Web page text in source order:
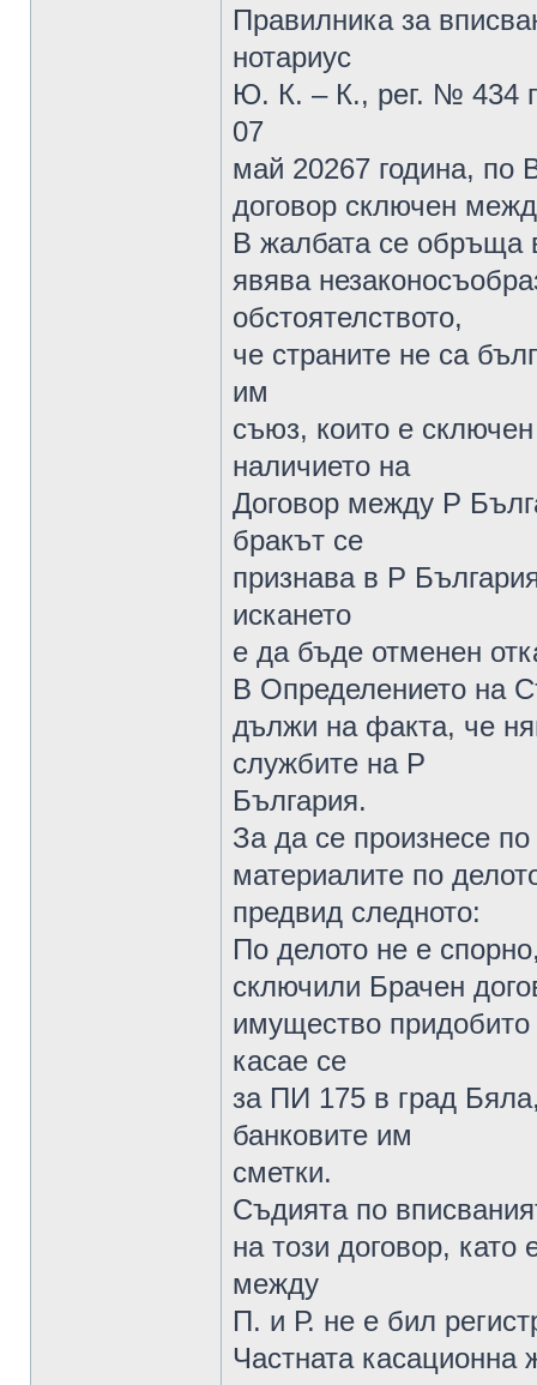
Правилника за
нотариус
Ю. К. – К., рег. № 434
07
май 20267 година, по
договор сключен
В жалбата се обръща
явява
обстоятелството,
че страните не са
им
съюз, които е
наличието на
Договор между Р
бракът се
признава в Р
искането
е да бъде отменен
В Определението на
дължи на факта, че
службите на Р
България.
За да се произнесе
материалите по
предвид следното:
По делото не е
сключили Брачен
имущество придобито
касае се
за ПИ 175 в град
банковите им
сметки.
Съдията по
на този договор, като
между
П. и Р. не е бил
Частната касационна